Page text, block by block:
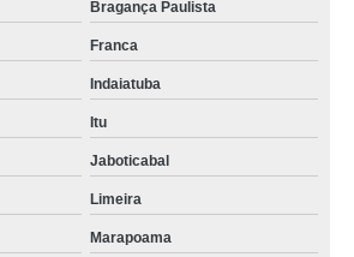
Bragança Paulista
Franca
Indaiatuba
Itu
Jaboticabal
Limeira
Marapoama